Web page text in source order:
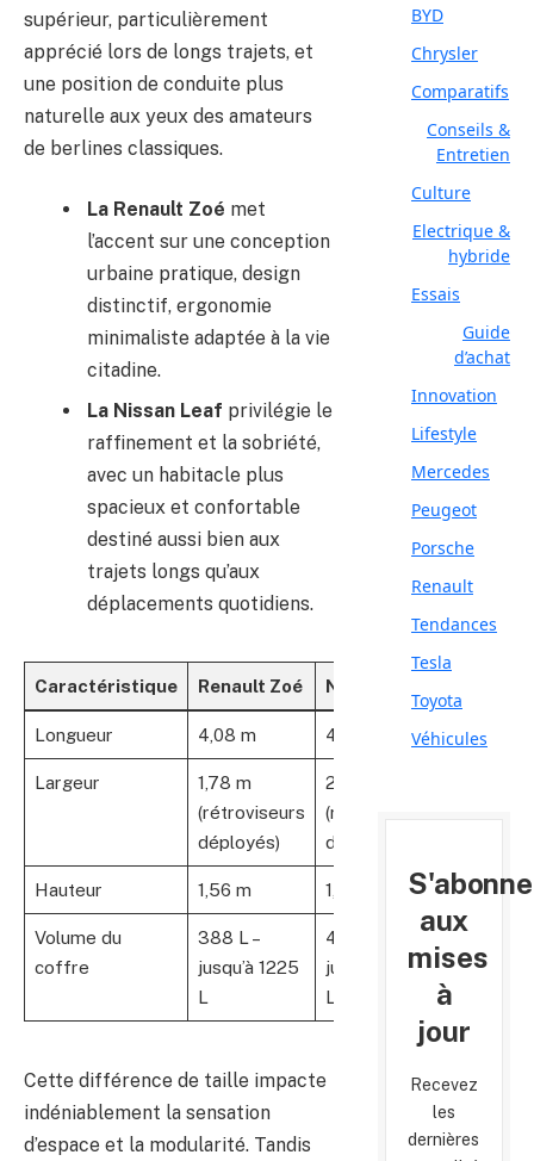
supérieur, particulièrement
apprécié lors de longs trajets, et
une position de conduite plus
naturelle aux yeux des amateurs
de berlines classiques.
La Renault Zoé met
l’accent sur une conception
urbaine pratique, design
distinctif, ergonomie
minimaliste adaptée à la vie
citadine.
La Nissan Leaf privilégie le
raffinement et la sobriété,
avec un habitacle plus
spacieux et confortable
destiné aussi bien aux
trajets longs qu’aux
déplacements quotidiens.
Caractéristique Renault Zoé Nissan Leaf
Longueur 4,08 m 4,49 m
Largeur
1,78 m
(rétroviseurs
déployés)
2,03 m
(rétroviseurs
déployés)
Hauteur 1,56 m 1,54 m
Volume du
coffre
388 L –
jusqu’à 1225
L
435 L –
jusqu’à 1176
L
Cette différence de taille impacte
indéniablement la sensation
d’espace et la modularité. Tandis
BYD
Chrysler
Comparatifs
Conseils &
Entretien
Culture
Electrique &
hybride
Essais
Guide
d’achat
Innovation
Lifestyle
Mercedes
Peugeot
Porsche
Renault
Tendances
Tesla
Toyota
Véhicules
aux
mises
à
jour
Recevez
les
dernières